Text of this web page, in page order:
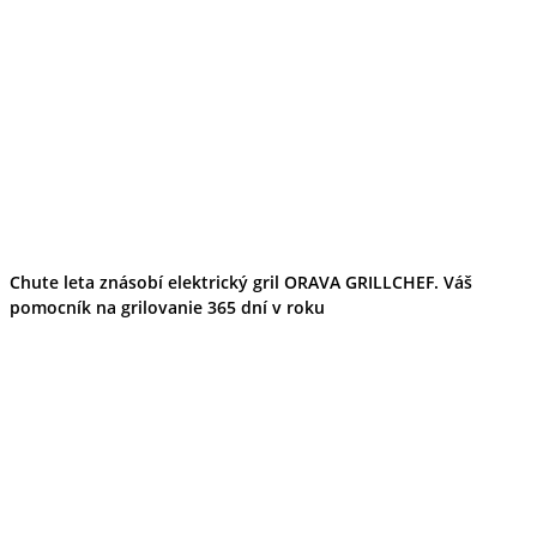
Chute leta znásobí elektrický gril ORAVA GRILLCHEF. Váš
pomocník na grilovanie 365 dní v roku